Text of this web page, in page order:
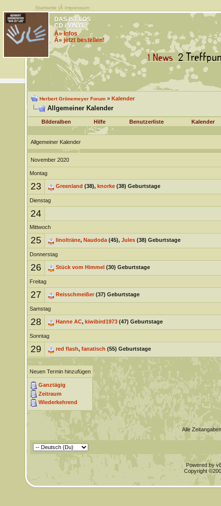
Startseite |Â Impressum
DAS IST LOS
CD / VINYL
Â» Infos
Â» jetzt bestellen!
Herbert Grönemeyer Forum» Kalender
Allgemeiner Kalender
Bilderalben Hilfe Benutzerliste Kalender
Allgemeiner Kalender
November 2020
Montag
23 Greenland (38), knorke(38) Geburtstage
Dienstag
24
Mittwoch
25 linolträne, Naudoda(45), Jules(38) Geburtstage
Donnerstag
26 Stück vom Himmel (30) Geburtstage
Freitag
27 Reisschmeißer(37) Geburtstage
Samstag
28 Hanne AC, kiwibird1973(47) Geburtstage
Sonntag
29 red flash, fanatisch (55) Geburtstage
Neuen Termin hinzufügen
Ganztägig
Zeitraum
Wiederkehrend
Alle
Powered by
Copyright